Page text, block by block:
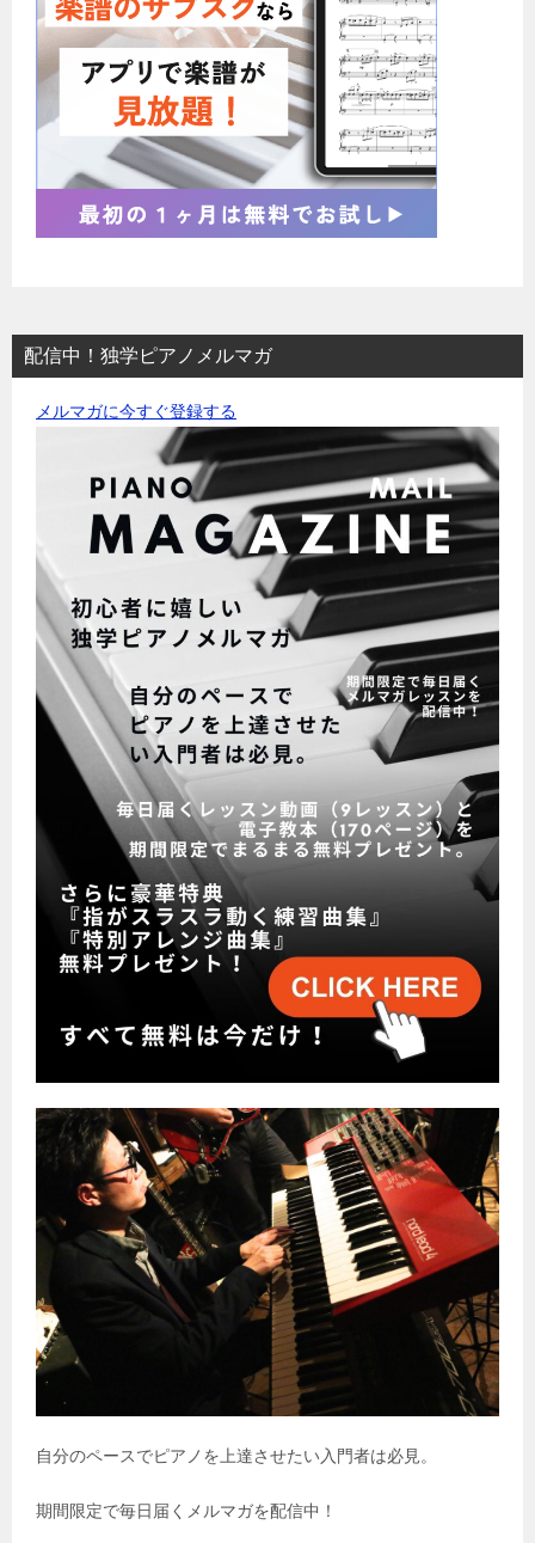
配信中！独学ピアノメルマガ
メルマガに今すぐ登録する
自分のペースでピアノを上達させたい入門者は必見。
期間限定で毎日届くメルマガを配信中！